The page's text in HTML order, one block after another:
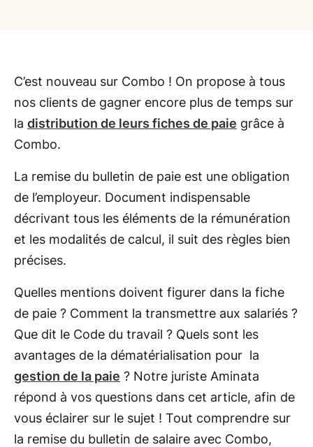
C’est nouveau sur Combo ! On propose à tous
nos clients de gagner encore plus de temps sur
la distribution de leurs fiches de paie grâce à
Combo.
La remise du bulletin de paie est une obligation
de l’employeur. Document indispensable
décrivant tous les éléments de la rémunération
et les modalités de calcul, il suit des règles bien
précises.
Quelles mentions doivent figurer dans la fiche
de paie ? Comment la transmettre aux salariés ?
Que dit le Code du travail ? Quels sont les
avantages de la dématérialisation pour la
gestion de la paie ? Notre juriste Aminata
répond à vos questions dans cet article, afin de
vous éclairer sur le sujet ! Tout comprendre sur
la remise du bulletin de salaire avec Combo,